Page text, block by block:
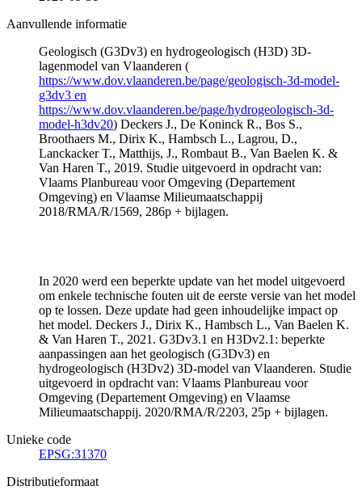
Aanvullende informatie
Geologisch (G3Dv3) en hydrogeologisch (H3D) 3D-
lagenmodel van Vlaanderen (
https://www.dov.vlaanderen.be/page/geologisch-3d-model-
g3dv3 en
https://www.dov.vlaanderen.be/page/hydrogeologisch-3d-
model-h3dv20) Deckers J., De Koninck R., Bos S.,
Broothaers M., Dirix K., Hambsch L., Lagrou, D.,
Lanckacker T., Matthijs, J., Rombaut B., Van Baelen K. &
Van Haren T., 2019. Studie uitgevoerd in opdracht van:
Vlaams Planbureau voor Omgeving (Departement
Omgeving) en Vlaamse Milieumaatschappij
2018/RMA/R/1569, 286p + bijlagen.
In 2020 werd een beperkte update van het model uitgevoerd
om enkele technische fouten uit de eerste versie van het model
op te lossen. Deze update had geen inhoudelijke impact op
het model. Deckers J., Dirix K., Hambsch L., Van Baelen K.
& Van Haren T., 2021. G3Dv3.1 en H3Dv2.1: beperkte
aanpassingen aan het geologisch (G3Dv3) en
hydrogeologisch (H3Dv2) 3D-model van Vlaanderen. Studie
uitgevoerd in opdracht van: Vlaams Planbureau voor
Omgeving (Departement Omgeving) en Vlaamse
Milieumaatschappij. 2020/RMA/R/2203, 25p + bijlagen.
Unieke code
EPSG:31370
Distributieformaat